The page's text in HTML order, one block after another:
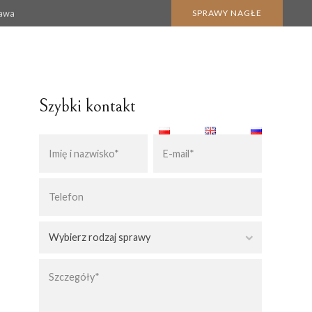
SPRAWY NAGŁE
KARTA POBYTU STAŁEGO
Szybki kontakt
Wybierz rodzaj sprawy